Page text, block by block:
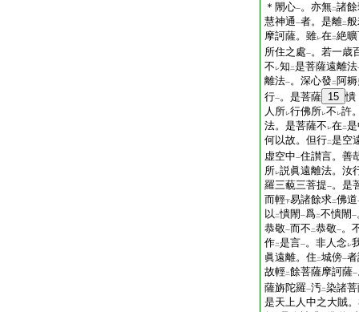
＊閙心一。亦無二諸
慧神通一者。是離二
摩訶薩。雖レ在二絶
所住之處一。若一歳
不 レ知 二是菩薩遠離法
離法一。深心發 二 阿
行一。是菩薩 15 憒
人所レ行佛所レ不 レ許
法。是菩薩不 レ在二
何以故。但行二是空
虚空中一住讃言。善
所レ説眞遠離法。汝
羅三藐三菩提一。是
而輕下易諸餘求二佛道
以 二憒閙 一爲二不憒閙 一
恭敬一而不 二恭敬一。
作二是言一。非人念レ
眞遠離。住 二城傍一
故輕二餘菩薩摩訶薩一
薩旃陀羅一汚二染諸
是天上人中之大賊